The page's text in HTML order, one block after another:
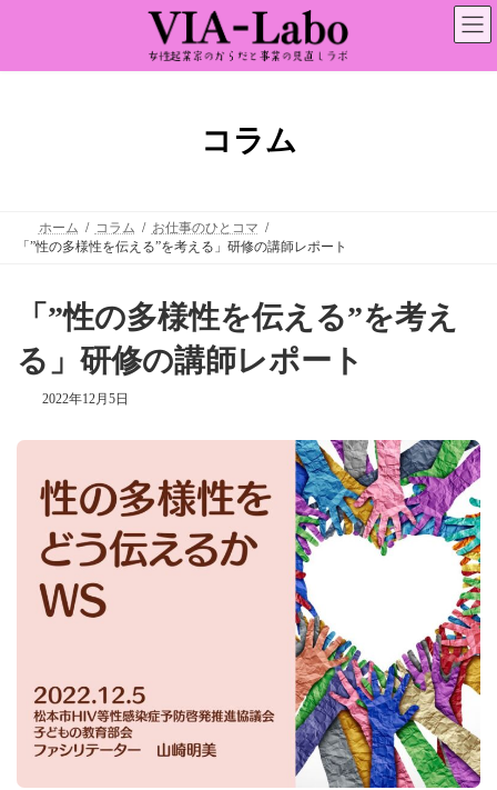
ン
ー
コラム
ホーム コラム
お仕事のひとコマ
「”性の多様性を伝える”を考える」研修の講師レポート
「”性の多様性を伝える”を考え
る」研修の講師レポート
2022年12月5日